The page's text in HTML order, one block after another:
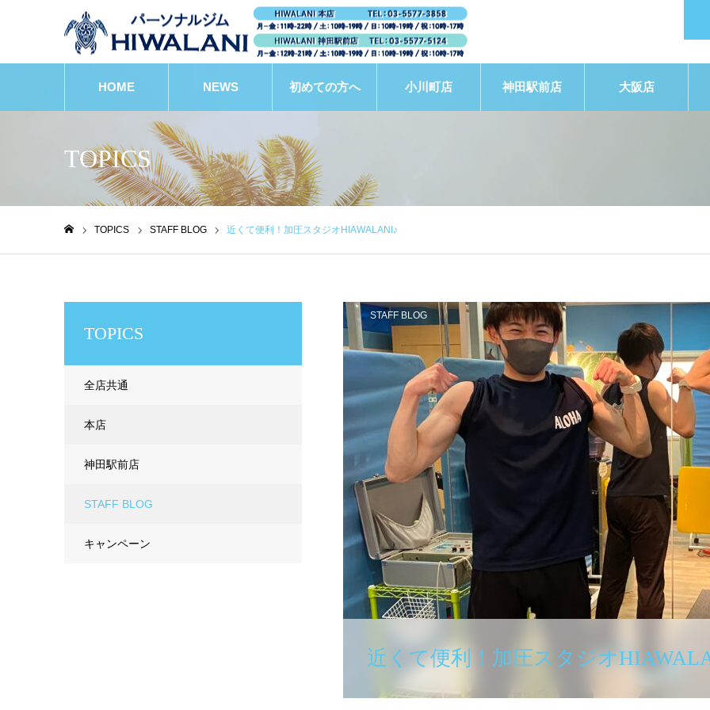
HOME NEWS 初めての方へ 小川町店 神田駅前店 大阪店
TOPICS
TOPICS STAFF BLOG 近くて便利！加圧スタジオHIAWALANI♪
STAFF BLOG
近くて便利！加圧スタジオ
TOPICS
全店共通
本店
神田駅前店
STAFF BLOG
キャンペーン